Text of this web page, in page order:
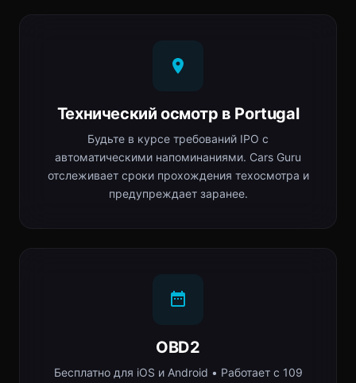
Технический осмотр в Portugal
Будьте в курсе требований IPO с
автоматическими напоминаниями. Cars Guru
отслеживает сроки прохождения техосмотра и
предупреждает заранее.
OBD2
Бесплатно для iOS и Android • Работает с 109